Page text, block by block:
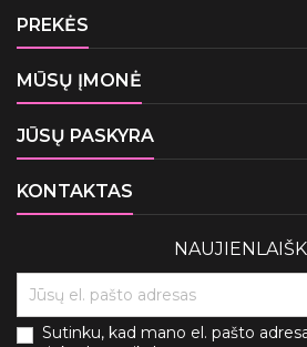
PREKĖS
MŪSŲ ĮMONĖ
JŪSŲ PASKYRA
KONTAKTAS
Sutinku, kad mano el. pašto